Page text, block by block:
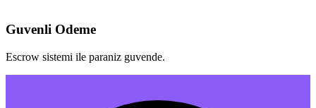
Guvenli Odeme
Escrow sistemi ile paraniz guvende.